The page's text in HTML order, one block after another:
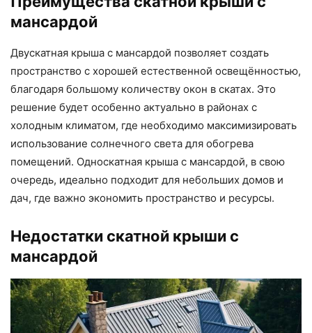
мансардой
Двускатная крыша с мансардой позволяет создать
пространство с хорошей естественной освещённостью,
благодаря большому количеству окон в скатах. Это
решение будет особенно актуально в районах с
холодным климатом, где необходимо максимизировать
использование солнечного света для обогрева
помещений. Односкатная крыша с мансардой, в свою
очередь, идеально подходит для небольших домов и
дач, где важно экономить пространство и ресурсы.
Недостатки скатной крыши с
мансардой